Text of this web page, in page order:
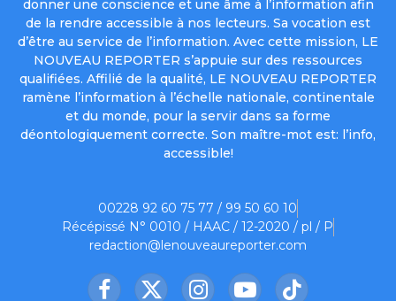
donner une conscience et une âme à l’information afin
de la rendre accessible à nos lecteurs. Sa vocation est
d’être au service de l’information. Avec cette mission, LE
NOUVEAU REPORTER s’appuie sur des ressources
qualifiées. Affilié de la qualité, LE NOUVEAU REPORTER
ramène l’information à l’échelle nationale, continentale
et du monde, pour la servir dans sa forme
déontologiquement correcte. Son maître-mot est: l’info,
accessible!
00228 92 60 75 77 / 99 50 60 10
Récépissé N° 0010 / HAAC / 12-2020 / pl / P
redaction@lenouveaureporter.com
Facebook
X InstagramYouTubeTikTok